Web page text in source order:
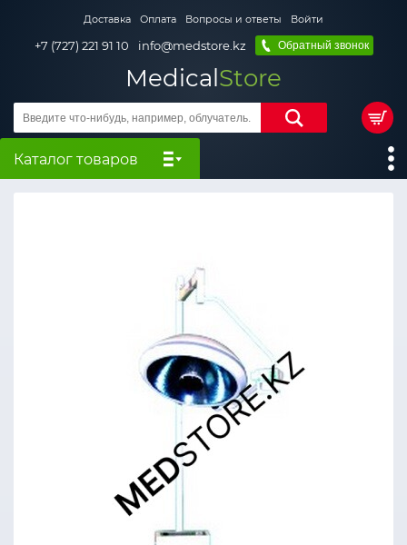
Доставка Оплата Вопросы и ответы Войти
+7 (727) 221 91 10 info@medstore.kz Обратный звонок
MedicalStore
Каталог товаров